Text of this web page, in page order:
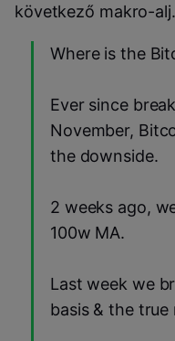
következő makro-alj.
Where is the
Ever since
November,
the downside.
2 weeks ago,
100w MA.
Last week we
basis & the true